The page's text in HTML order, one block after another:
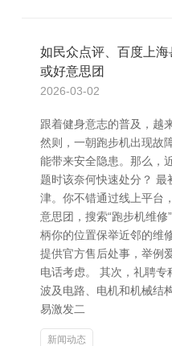
如民众点评、百度上
或好意思团
2026-03-02
跟着健身意志的普及，越
然则，一朝跑步机出现故
能带来安全隐患。那么，
题时该奈何快速处分？
津。你不错通过线上平台
意思团，搜索“跑步机维修
柄你的位置保举近邻的维
提供官方售后处事，举例
电话考虑。 其次，礼聘
波及电路、电机和机械结
易激发二
新闻动态